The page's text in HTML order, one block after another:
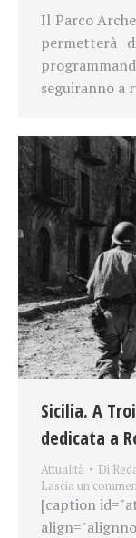
Il Parco
permetterà
seguiranno a
Sicilia. A
dedicata a
Attualità Di
Lascia un
[caption